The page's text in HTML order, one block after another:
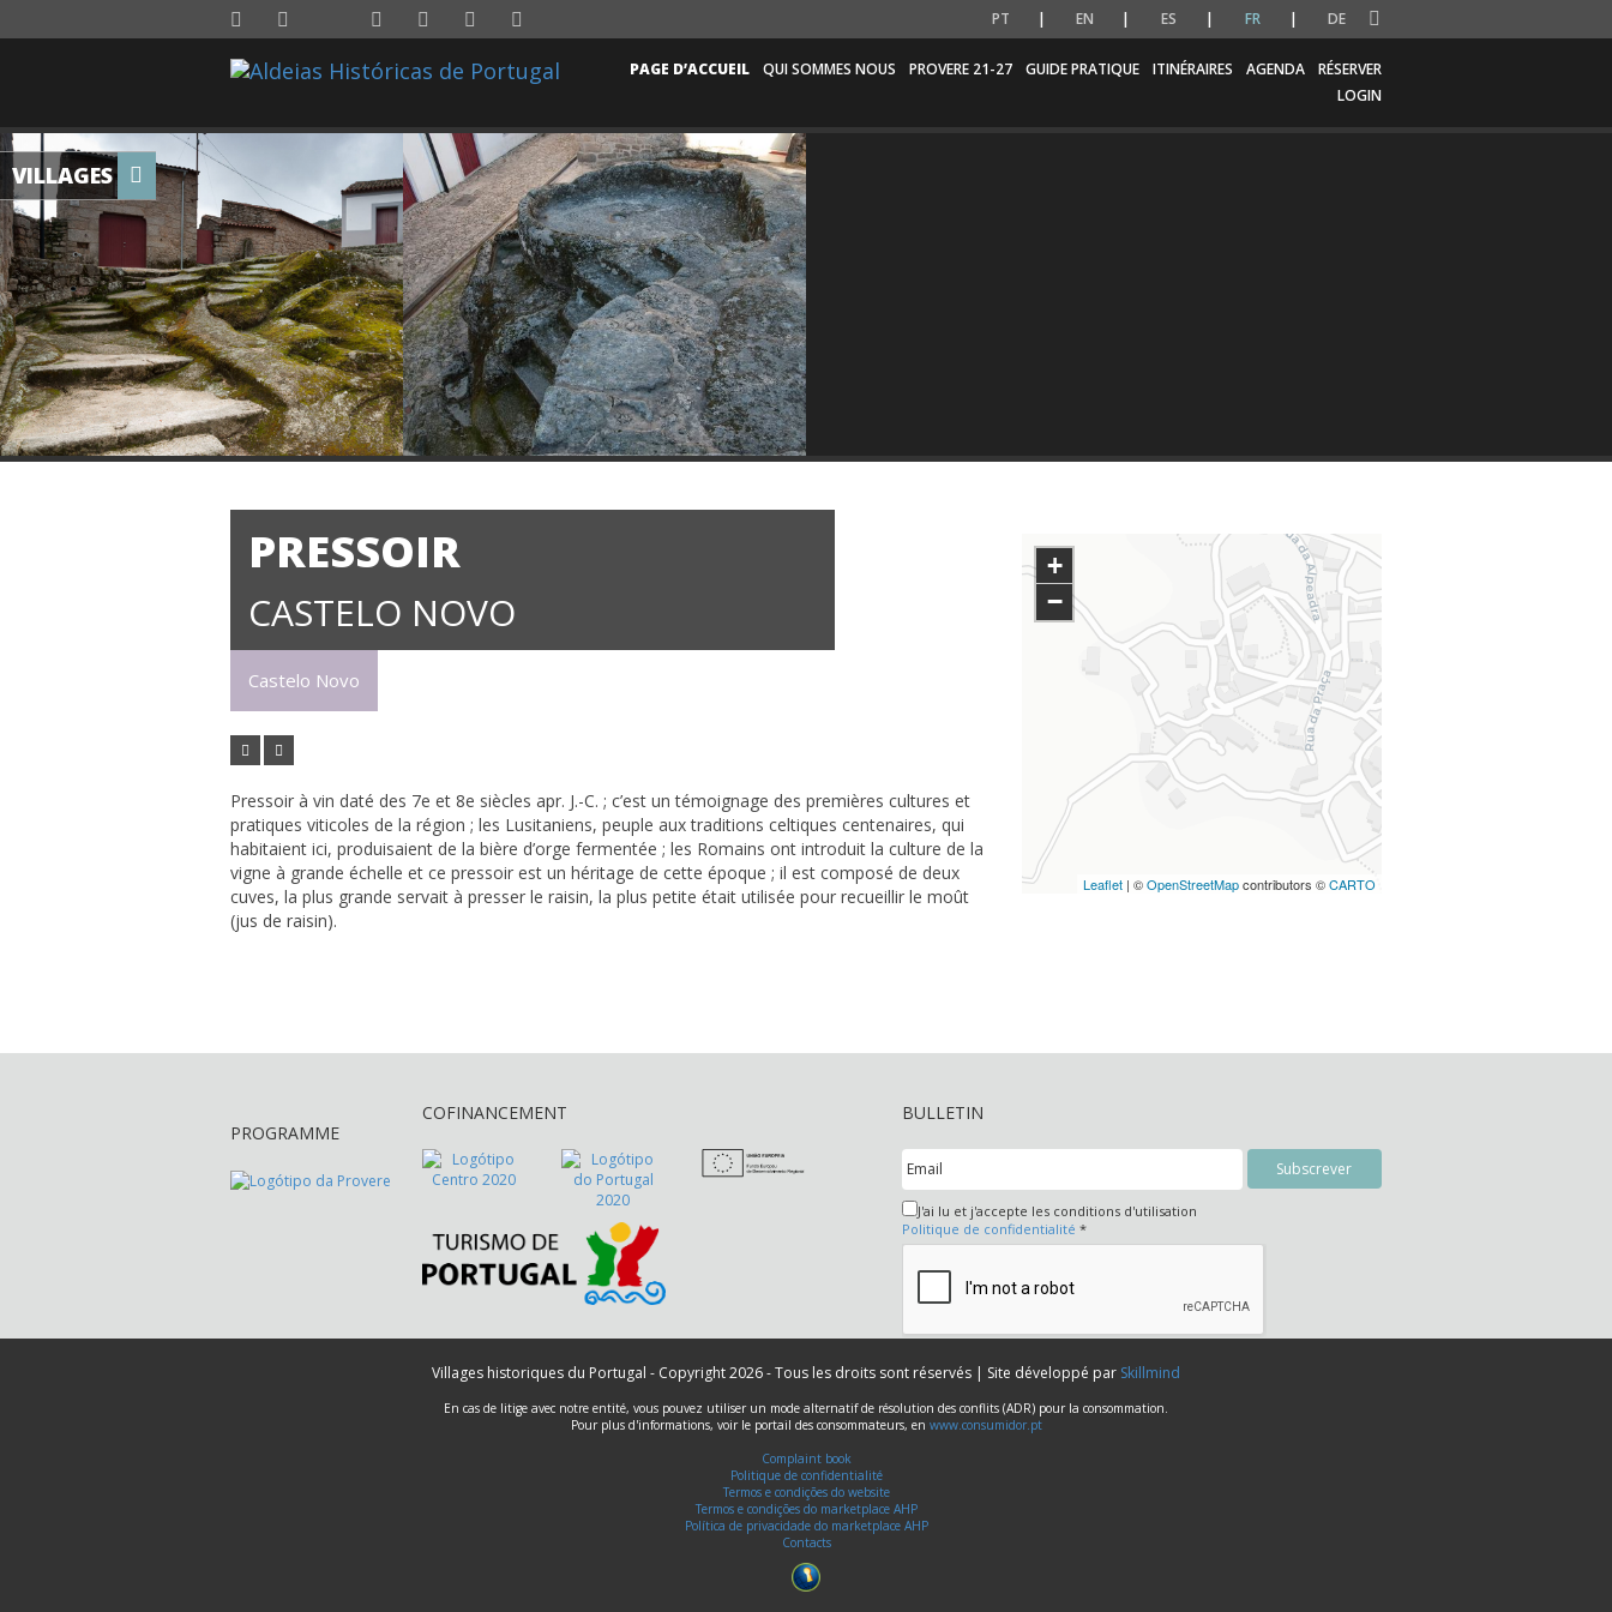
PT EN ES FR DE
PAGE D’ACCUEIL QUI SOMMES NOUS PROVERE 21-27 GUIDE PRATIQUE ITINÉRAIRES AGENDA
RÉSERVER
LOGIN
VILLAGES
PRESSOIR
CASTELO NOVO
Castelo Novo
Pressoir à vin daté des 7e et 8e siècles apr. J.-C. ; c’est un témoignage des premières cultures et
pratiques viticoles de la région ; les Lusitaniens, peuple aux traditions celtiques centenaires, qui
habitaient ici, produisaient de la bière d’orge fermentée ; les Romains ont introduit la culture de la
vigne à grande échelle et ce pressoir est un héritage de cette époque ; il est composé de deux
cuves, la plus grande servait à presser le raisin, la plus petite était utilisée pour recueillir le moût
(jus de raisin).
+
−
Leaflet | ©OpenStreetMapcontributors ©CARTO
PROGRAMME
COFINANCEMENT BULLETIN
J'ai lu et j'accepte les conditions d'utilisation
Politique de confidentialité *
Villages historiques du Portugal - Copyright 2026 - Tous les droits sont réservés | Site développé par Skillmind
En cas de litige avec notre entité, vous pouvez utiliser un mode alternatif de résolution des conflits (ADR) pour la consommation.
Pour plus d'informations, voir le portail des consommateurs, en www.consumidor.pt
Complaint book
Politique de confidentialité
Termos e condições do website
Termos e condições do marketplace AHP
Política de privacidade do marketplace AHP
Contacts